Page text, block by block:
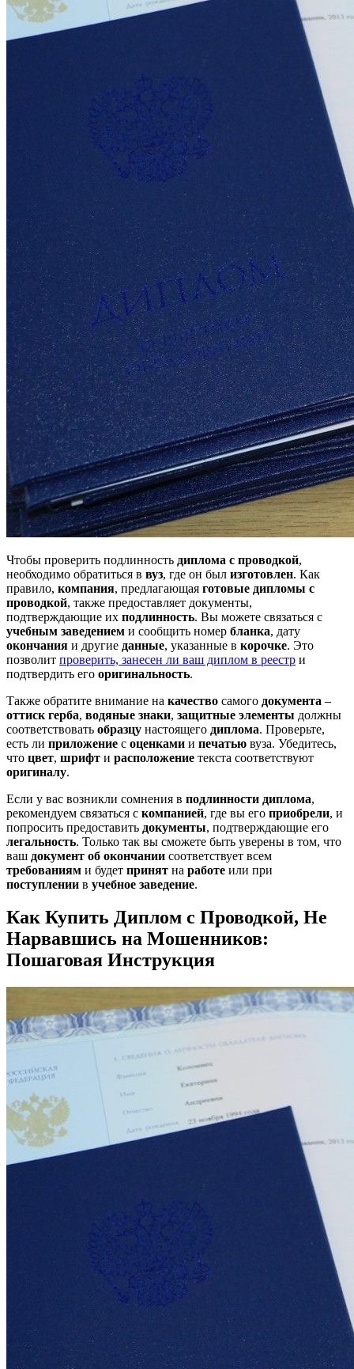
Чтобы проверить подлинность диплома с проводкой,
необходимо обратиться в вуз, где он был изготовлен. Как
правило, компания, предлагающая готовые дипломы с
проводкой, также предоставляет документы,
подтверждающие их подлинность. Вы можете связаться с
учебным заведением и сообщить номер бланка, дату
окончания и другие данные, указанные в корочке. Это
позволит проверить, занесен ли ваш диплом в реестр и
подтвердить его оригинальность.
Также обратите внимание на качество самого документа –
оттиск герба, водяные знаки, защитные элементы должны
соответствовать образцу настоящего диплома. Проверьте,
есть ли приложение с оценками и печатью вуза. Убедитесь,
что цвет, шрифт и расположение текста соответствуют
оригиналу.
Если у вас возникли сомнения в подлинности диплома,
рекомендуем связаться с компанией, где вы его приобрели, и
попросить предоставить документы, подтверждающие его
легальность. Только так вы сможете быть уверены в том, что
ваш документ об окончании соответствует всем
требованиям и будет принят на работе или при
поступлении в учебное заведение.
Как Купить Диплом с Проводкой, Не
Нарвавшись на Мошенников:
Пошаговая Инструкция